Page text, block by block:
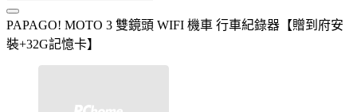
PAPAGO! MOTO 3 雙鏡頭 WIFI 機車 行車紀錄器【贈到府安
裝+32G記憶卡】